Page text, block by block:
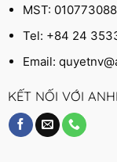
MST:
Tel: +84 24
Email:
KẾT NỐI VỚI